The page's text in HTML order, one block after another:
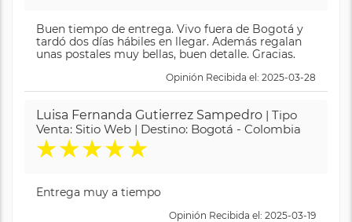
Buen tiempo de entrega. Vivo fuera de Bogotá y
tardó dos días hábiles en llegar. Además regalan
unas postales muy bellas, buen detalle. Gracias.
Opinión Recibida el: 2025-03-28
Luisa Fernanda Gutierrez Sampedro | Tipo
Venta: Sitio Web | Destino: Bogotá - Colombia
★★★★★
Entrega muy a tiempo
Opinión Recibida el: 2025-03-19